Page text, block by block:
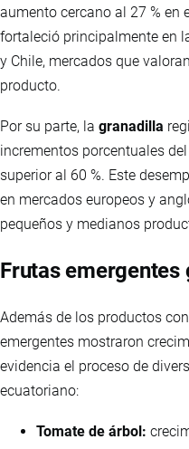
aumento cercano al 27 % en
fortaleció principalmente en
y Chile, mercados que
producto.
Por su parte, la granadilla
incrementos porcentuales
superior al 60 %. Este
en mercados europeos y
pequeños y medianos
Frutas
Además de los productos
emergentes mostraron
evidencia el proceso de
ecuatoriano:
Tomate de árbol: